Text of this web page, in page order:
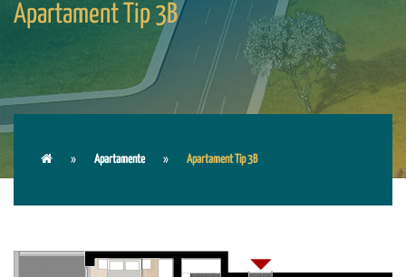
Apartament Tip 3B
Apartamente Apartament Tip 3B